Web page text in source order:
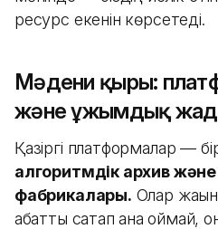
ресурс екенін көрсетеді.
Мәдени қыры:
және ұжымдық жад
Қазіргі платформалар —
алгоритмдік архив
фабрикалары. Олар
қабатты сақтап қана қоймай,